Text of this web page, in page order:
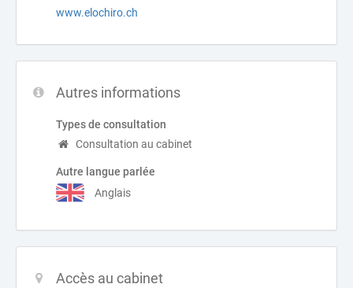
www.elochiro.ch
Autres informations
Types de consultation
Consultation au cabinet
Autre langue parlée
Anglais
Accès au cabinet